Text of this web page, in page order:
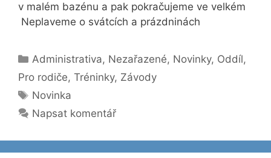
v malém bazénu a pak pokračujeme ve velkém
Neplaveme o svátcích a prázdninách
Rubriky
Administrativa, Nezařazené, Novinky, Oddíl,
Pro rodiče, Tréninky, Závody
Štítky
Novinka
Napsat komentář